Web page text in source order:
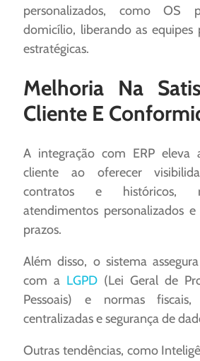
personalizados, como OS
domicílio, liberando as equipes
estratégicas.
Melhoria Na
Cliente E
A integração com ERP eleva
cliente ao oferecer
contratos e históricos,
atendimentos personalizados
prazos.
Além disso, o sistema
com a LGPD (Lei Geral de
Pessoais) e normas
centralizadas e segurança de
Outras tendências, como